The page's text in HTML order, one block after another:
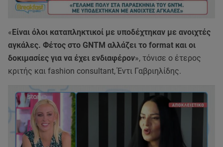
« Είναι όλοι καταπληκτικοί με υποδέχτηκαν με ανοιχτές
αγκάλες. Φέτος στο GNTM αλλάζει το format και οι
δοκιμασίες για να έχει ενδιαφέρον», τόνισε ο έτερος
κριτής και fashion consultant, Έντι Γαβριηλίδης.